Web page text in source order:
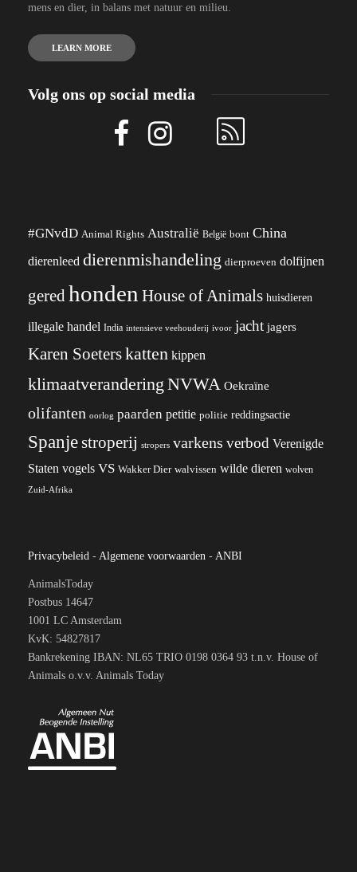
mens en dier, in balans met natuur en milieu.
LEARN MORE
Volg ons op social media
#GNvdD Animal Rights Australië België bont China
dierenleed dierenmishandeling dierproeven dolfijnen
geredhonden House of Animals huisdieren
illegale handel India intensieve veehouderij ivoor jacht jagers
Karen Soeterskatten kippen
klimaatverandering NVWA Oekraïne
olifanten oorlog paarden petitie politie reddingsactie
Spanjestroperij stropers varkens verbod Verenigde
Staten vogels VS Wakker Dier walvissen wilde dieren wolven
Zuid-Afrika
Privacybeleid - Algemene voorwaarden - ANBI
AnimalsToday
Postbus 14647
1001 LC Amsterdam
KvK: 54827817
Bankrekening IBAN: NL65 TRIO 0198 0364 93 t.n.v. House of
Animals o.v.v. Animals Today